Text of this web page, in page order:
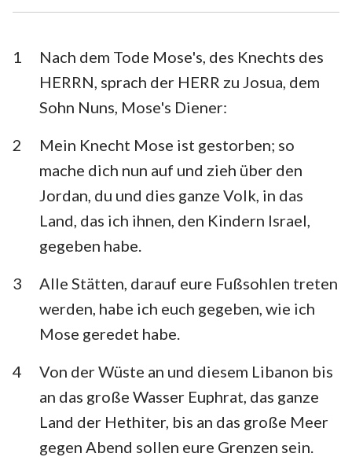
Esra Nehemia
Esther Hiob
Psalm Sprüche
Jesaja Jeremia
Klagelieder Hesekiel
Daniel Hosea
Joel
Obadja Jona
Micha
Habakuk Zephanja
Haggai Sacharja
Maleachi
1
Nach dem Tode Mose's, des Knechts des
HERRN, sprach der HERR zu Josua, dem
Sohn Nuns, Mose's Diener:
2
Mein Knecht Mose ist gestorben; so
mache dich nun auf und zieh über den
Jordan, du und dies ganze Volk, in das
Land, das ich ihnen, den Kindern Israel,
gegeben habe.
3
Alle Stätten, darauf eure Fußsohlen treten
werden, habe ich euch gegeben, wie ich
Mose geredet habe.
4
Von der Wüste an und diesem Libanon bis
an das große Wasser Euphrat, das ganze
Land der Hethiter, bis an das große Meer
gegen Abend sollen eure Grenzen sein.